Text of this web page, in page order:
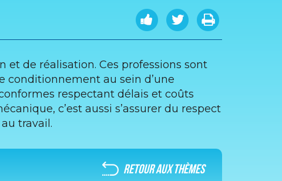
de réalisation. Ces professions sont
conditionnement au sein d’une
respectant délais et coûts
c’est aussi s’assurer du respect
travail.
retour aux thèmes